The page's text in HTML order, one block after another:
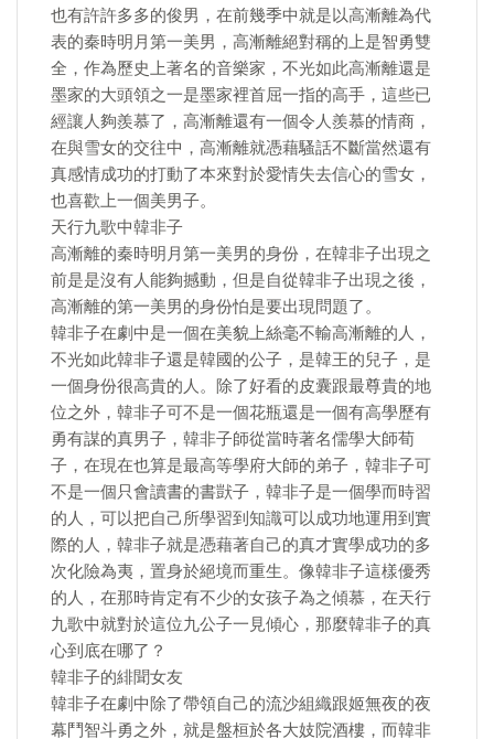
也有許許多多的俊男，在前幾季中就是以高漸離為代
表的秦時明月第一美男，高漸離絕對稱的上是智勇雙
全，作為歷史上著名的音樂家，不光如此高漸離還是
墨家的大頭領之一是墨家裡首屈一指的高手，這些已
經讓人夠羨慕了，高漸離還有一個令人羨慕的情商，
在與雪女的交往中，高漸離就憑藉騷話不斷當然還有
真感情成功的打動了本來對於愛情失去信心的雪女，
也喜歡上一個美男子。
天行九歌中韓非子
高漸離的秦時明月第一美男的身份，在韓非子出現之
前是是沒有人能夠撼動，但是自從韓非子出現之後，
高漸離的第一美男的身份怕是要出現問題了。
韓非子在劇中是一個在美貌上絲毫不輸高漸離的人，
不光如此韓非子還是韓國的公子，是韓王的兒子，是
一個身份很高貴的人。除了好看的皮囊跟最尊貴的地
位之外，韓非子可不是一個花瓶還是一個有高學歷有
勇有謀的真男子，韓非子師從當時著名儒學大師荀
子，在現在也算是最高等學府大師的弟子，韓非子可
不是一個只會讀書的書獃子，韓非子是一個學而時習
的人，可以把自己所學習到知識可以成功地運用到實
際的人，韓非子就是憑藉著自己的真才實學成功的多
次化險為夷，置身於絕境而重生。像韓非子這樣優秀
的人，在那時肯定有不少的女孩子為之傾慕，在天行
九歌中就對於這位九公子一見傾心，那麼韓非子的真
心到底在哪了？
韓非子的緋聞女友
韓非子在劇中除了帶領自己的流沙組織跟姬無夜的夜
幕鬥智斗勇之外，就是盤桓於各大妓院酒樓，而韓非